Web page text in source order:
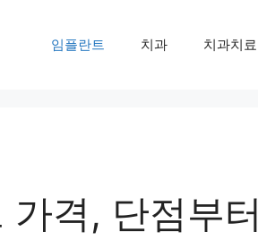
임플란트 치과 치과치료
격, 단점부